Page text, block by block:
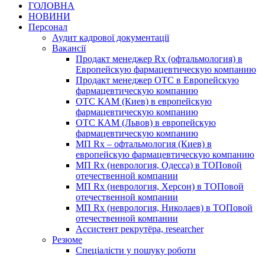
ГОЛОВНА
НОВИНИ
Персонал
Аудит кадрової документації
Вакансії
Продакт менеджер Rx (офтальмология) в
Европейскую фармацевтическую компанию
Продакт менеджер ОТС в Европейскую
фармацевтическую компанию
ОТС КАМ (Киев) в европейскую
фармацевтическую компанию
ОТС КАМ (Львов) в европейскую
фармацевтическую компанию
МП Rx – офтальмология (Киев) в
европейскую фармацевтическую компанию
МП Rx (неврология, Одесса) в ТОПовой
отечественной компании
МП Rx (неврология, Херсон) в ТОПовой
отечественной компании
МП Rx (неврология, Николаев) в ТОПовой
отечественной компании
Ассистент рекрутёра, researcher
Резюме
Cпеціалісти у пошуку роботи